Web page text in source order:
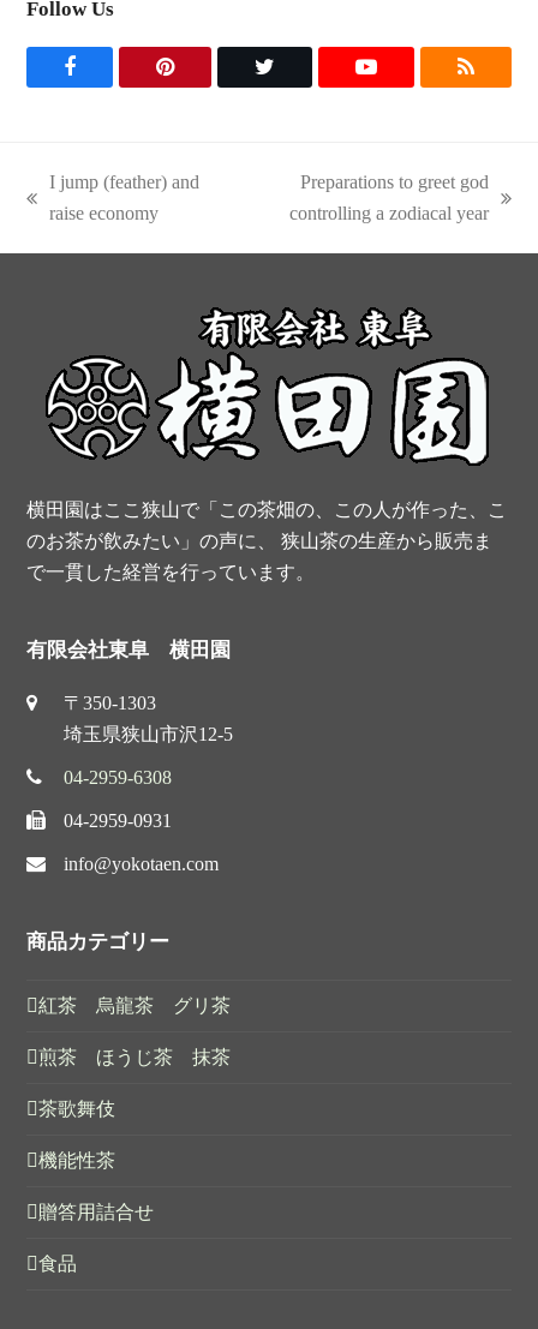
Follow Us
F
e
b
k
P
e
t
T
t
r
Y
t
u
e
R
previous
I jump (feather) and
raise economy
Preparations to greet god
controlling a zodiacal year
横田園はここ狭山で「この茶畑の、この人が作った、こ
のお茶が飲みたい」の声に、 狭山茶の生産から販売ま
で一貫した経営を行っています。
有限会社東阜 横田園
〒350-1303
埼玉県狭山市沢12-5
04-2959-6308
04-2959-0931
info@yokotaen.com
商品カテゴリー
紅茶 烏龍茶 グリ茶
煎茶 ほうじ茶 抹茶
茶歌舞伎
機能性茶
贈答用詰合せ
食品